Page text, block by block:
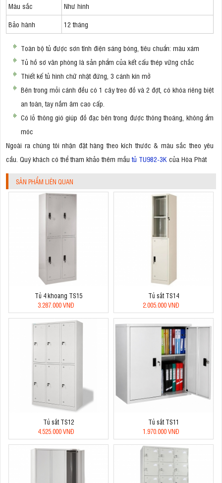
Màu sắc
Như hình
Bảo hành
12 tháng
Toàn bộ tủ được sơn tĩnh điện sáng bóng, tiêu chuẩn: màu xám
Tủ hồ sơ văn phòng là sản phẩm của kết cấu thép vững chắc
Thiết kế tủ hình chữ nhật đứng, 3 cánh kín mở
Bên trong mỗi cánh đều có 1 cây treo đồ và 2 đợt, có khóa riêng biệt
an toàn, tay nắm âm cao cấp.
Có lỗ thông gió giúp đồ đạc bên trong được thông thoáng, không ẩm
móc
Ngoài ra chúng tôi nhận đặt hàng theo kích thước & màu sắc theo yêu
cầu. Quý khách có thể tham khảo thêm mẫutủ TU982-3K của Hòa Phát
SẢN PHẨM LIÊN QUAN
Tủ 4 khoang TS15
3.287.000 VNĐ
Tủ sắt TS14
2.005.000 VNĐ
Tủ sắt TS12
4.525.000 VNĐ
Tủ sắt TS11
1.970.000 VNĐ